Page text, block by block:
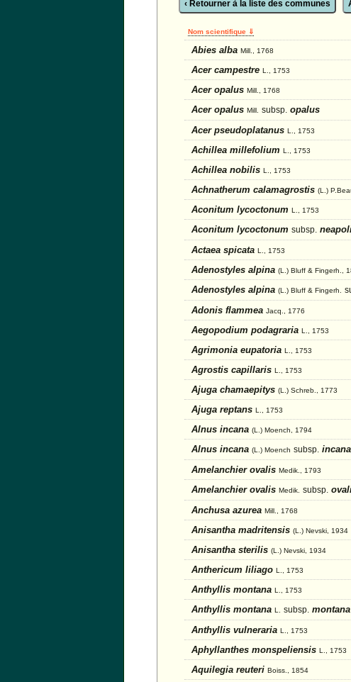
‹ Retourner à la liste des communes
Nom scientifique ⇓
Abies alba Mill., 1768
Acer campestre L., 1753
Acer opalus Mill., 1768
Acer opalus Mill. subsp. opalus
Acer pseudoplatanus L., 1753
Achillea millefolium L., 1753
Achillea nobilis L., 1753
Achnatherum calamagrostis (L.)
Aconitum lycoctonum L., 1753
Aconitum lycoctonum subsp.
Actaea spicata L., 1753
Adenostyles alpina (L.) Bluff & Fingerh.,
Adenostyles alpina (L.) Bluff & Fingerh.
Adonis flammea Jacq., 1776
Aegopodium podagraria L., 1753
Agrimonia eupatoria L., 1753
Agrostis capillaris L., 1753
Ajuga chamaepitys (L.) Schreb., 1773
Ajuga reptans L., 1753
Alnus incana (L.) Moench, 1794
Alnus incana (L.) Moench subsp. incana
Amelanchier ovalis Medik., 1793
Amelanchier ovalis Medik. subsp.
Anchusa azurea Mill., 1768
Anisantha madritensis (L.) Nevski, 1934
Anisantha sterilis (L.) Nevski, 1934
Anthericum liliago L., 1753
Anthyllis montana L., 1753
Anthyllis montana L. subsp. montana
Anthyllis vulneraria L., 1753
Aphyllanthes monspeliensis L., 1753
Aquilegia reuteri Boiss., 1854